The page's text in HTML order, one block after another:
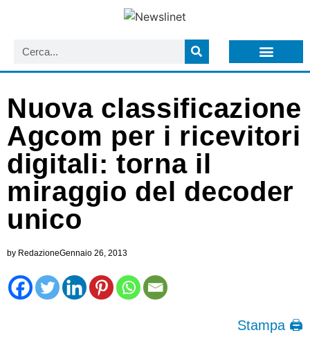
Nuova classificazione
Agcom per i ricevitori
digitali: torna il
miraggio del decoder
unico
by RedazioneGennaio 26, 2013
Stampa 🖨